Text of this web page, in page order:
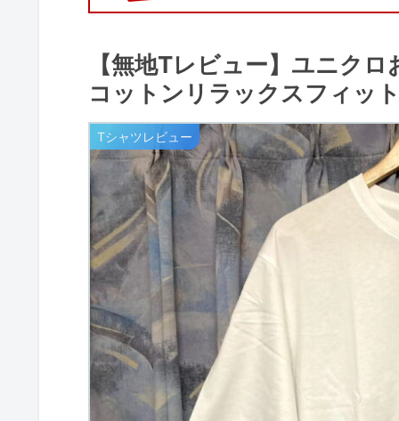
【無地Tレビュー】ユニク
コットンリラックスフィッ
Tシャツレビュー